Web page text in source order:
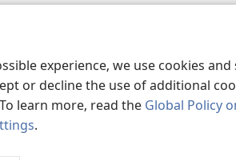
experience, we use cookies
or decline the use of additional
learn more, read the Global Policy
.
ਆਡੀਓ ਬਾਈਬਲ
© 2026 Watch Tower Bible and Tract Society